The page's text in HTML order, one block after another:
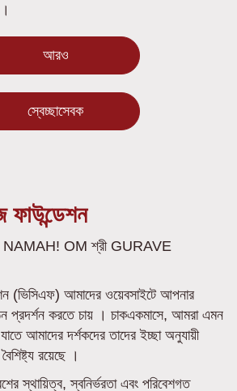
আরও
স্বেচ্ছাসেবক
ফাউন্ডেশন
OM শ্রী GURAVE
(ভিসিএফ) আমাদের ওয়েবসাইটে আপনার
প্রদর্শন করতে চায় । চাকএকমাসে, আমরা এমন
আমাদের দর্শকদের তাদের ইচ্ছা অনুযায়ী
রয়েছে ।
স্থায়িত্ব, স্বনির্ভরতা এবং পরিবেশগত